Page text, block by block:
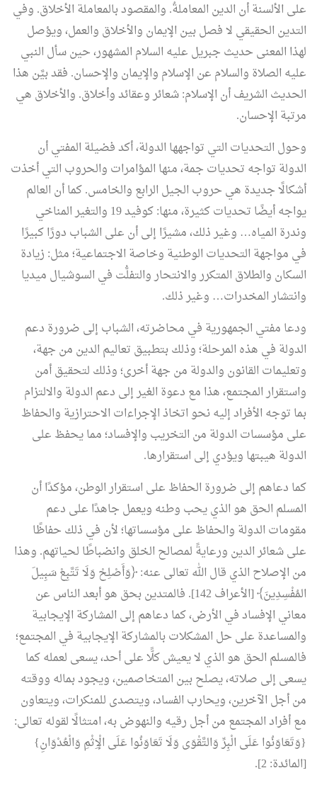
على الألسنة أن الدين المعاملةُ. والمقصود بالمعاملة الأخلاق. وفي
التدين الحقيقي لا فصل بين الإيمان والأخلاق والعمل، ويؤصل
لهذا المعنى حديث جبريل عليه السلام المشهور، حين سأل النبي
عليه الصلاة والسلام عن الإسلام والإيمان والإحسان. فقد بيَّن هذا
الحديث الشريف أن الإسلام: شعائر وعقائد وأخلاق. والأخلاق هي
مرتبة الإحسان.
وحول التحديات التي تواجهها الدولة، أكد فضيلة المفتي أن
الدولة تواجه تحديات جمة، منها المؤامرات والحروب التي أخذت
أشكالًا جديدة هي حروب الجيل الرابع والخامس. كما أن العالم
يواجه أيضًا تحديات كثيرة، منها: كوفيد 19 والتغير المناخي
وندرة المياه… وغير ذلك، مشيرًا إلى أن على الشباب دورًا كبيرًا
في مواجهة التحديات الوطنية وخاصة الاجتماعية؛ مثل: زيادة
السكان والطلاق المتكرر والانتحار والتفلُّت في السوشيال ميديا
وانتشار المخدرات… وغير ذلك.
ودعا مفتي الجمهورية في محاضرته، الشباب إلى ضرورة دعم
الدولة في هذه المرحلة؛ وذلك بتطبيق تعاليم الدين من جهة،
وتعليمات القانون والدولة من جهة أخرى؛ وذلك لتحقيق أمن
واستقرار المجتمع، هذا مع دعوة الغير إلى دعم الدولة والالتزام
بما توجه الأفراد إليه نحو اتخاذ الإجراءات الاحترازية والحفاظ
على مؤسسات الدولة من التخريب والإفساد؛ مما يحفظ على
الدولة هيبتها ويؤدي إلى استقرارها.
كما دعاهم إلى ضرورة الحفاظ على استقرار الوطن، مؤكدًا أن
المسلم الحق هو الذي يحب وطنه ويعمل جاهدًا على دعم
مقومات الدولة والحفاظ على مؤسساتها؛ لأن في ذلك حفاظًا
على شعائر الدين ورعايةً لمصالح الخلق وانضباطًا لحياتهم. وهذا
من الإصلاح الذي قال الله تعالى عنه: ﴿وَأَصْلِحْ وَلَا تَتَّبِعْ سَبِيلَ
المُفْسِدِينَ﴾ [الأعراف 142]. فالمتدين بحق هو أبعد الناس عن
معاني الإفساد في الأرض، كما دعاهم إلى المشاركة الإيجابية
والمساعدة على حل المشكلات بالمشاركة الإيجابية في المجتمع؛
فالمسلم الحق هو الذي لا يعيش كلًّا على أحد، يسعى لعمله كما
يسعى إلى صلاته، يصلح بين المتخاصمين، ويجود بماله ووقته
من أجل الآخرين، ويحارب الفساد، ويتصدى للمنكرات، ويتعاون
مع أفراد المجتمع من أجل رقيه والنهوض به، امتثالًا لقوله تعالى:
{وَتَعَاوَنُوا عَلَى الْبِرِّ وَالتَّقْوَى وَلَا تَعَاوَنُوا عَلَى الْإِثْمِ وَالْعُدْوَانِ}
[المائدة: 2].